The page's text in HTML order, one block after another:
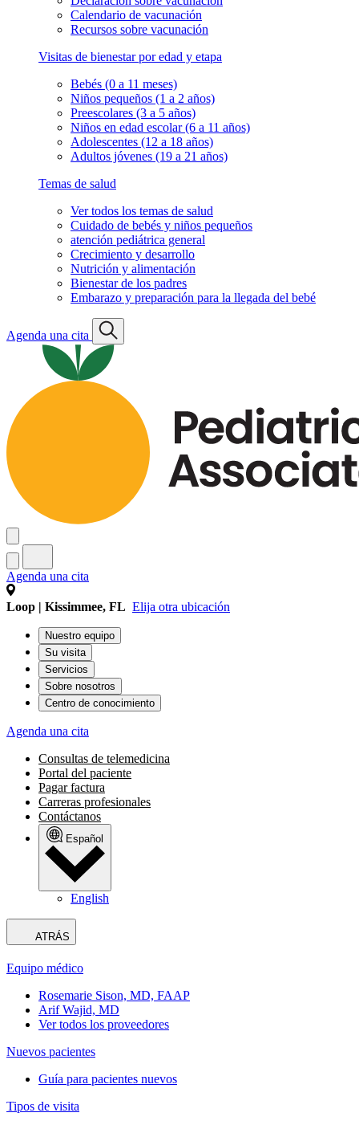
Calendario de vacunación
Recursos sobre vacunación
Visitas de bienestar por edad y etapa
Bebés (0 a 11 meses)
Niños pequeños (1 a 2 años)
Preescolares (3 a 5 años)
Niños en edad escolar (6 a 11 años)
Adolescentes (12 a 18 años)
Adultos jóvenes (19 a 21 años)
Temas de salud
Ver todos los temas de salud
Cuidado de bebés y niños pequeños
atención pediátrica general
Crecimiento y desarrollo
Nutrición y alimentación
Bienestar de los padres
Embarazo y preparación para la llegada del bebé
Agenda una cita
Agenda una cita
Loop | Kissimmee, FL Elija otra ubicación
Nuestro equipo
Su visita
Servicios
Sobre nosotros
Centro de conocimiento
Agenda una cita
Consultas de telemedicina
Portal del paciente
Pagar factura
Carreras profesionales
Contáctanos
Español
English
ATRÁS
Equipo médico
Rosemarie Sison, MD, FAAP
Arif Wajid, MD
Ver todos los proveedores
Nuevos pacientes
Guía para pacientes nuevos
Tipos de visita